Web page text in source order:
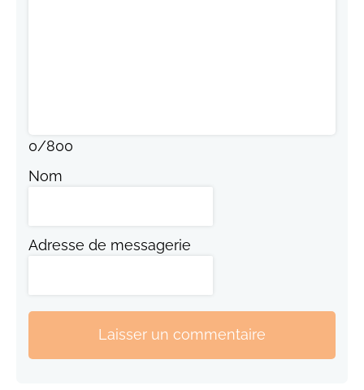
0/800
Nom
Adresse de messagerie
Laisser un commentaire